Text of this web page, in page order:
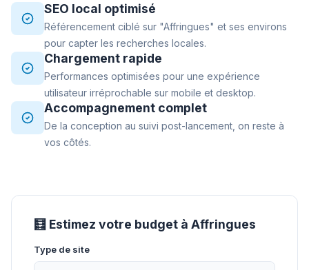
SEO local optimisé
Référencement ciblé sur "Affringues" et ses environs
pour capter les recherches locales.
Chargement rapide
Performances optimisées pour une expérience
utilisateur irréprochable sur mobile et desktop.
Accompagnement complet
De la conception au suivi post-lancement, on reste à
vos côtés.
🧮 Estimez votre budget à Affringues
Type de site